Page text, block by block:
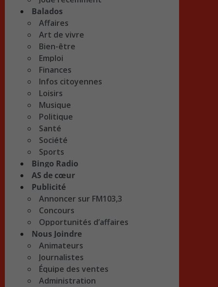
Balados
Affaires
Art de vivre
Bien-être
Emploi
Finances
Infos citoyennes
Loisirs
Musique
Politique
Santé
Société
Sports
Bingo Radio
AS de cœur
Publicité
Annoncer sur FM103,3
Concours
Opportunités d’affaires
Nous Joindre
Animateurs
Journalistes
Équipe des ventes
Administration